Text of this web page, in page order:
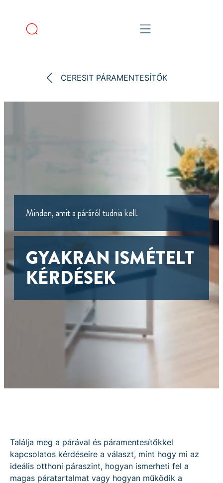
CERESIT PÁRAMENTESÍTŐK
Minden, amit a páráról tudnia kell.
GYAKRAN ISMÉTELT
KÉRDÉSEK
Találja meg a párával és páramentesítőkkel
kapcsolatos kérdéseire a választ, mint hogy mi az
ideális otthoni páraszint, hogyan ismerheti fel a
magas páratartalmat vagy hogyan működik a